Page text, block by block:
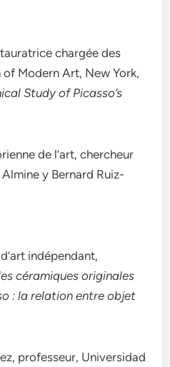
chargée des
of Modern Art, New York,
Study of Picasso’s
de l’art, chercheur
y Bernard Ruiz-
indépendant,
céramiques originales
: la relation entre objet
professeur, Universidad